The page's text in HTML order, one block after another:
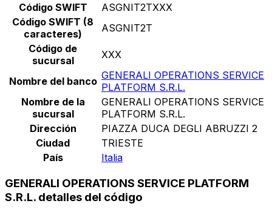
Código SWIFT
ASGNIT2TXXX
Código SWIFT (8
caracteres)
ASGNIT2T
Código de
sucursal
XXX
Nombre del banco GENERALI OPERATIONS SERVICE
PLATFORM S.R.L.
Nombre de la
sucursal
GENERALI OPERATIONS SERVICE
PLATFORM S.R.L.
Dirección
PIAZZA DUCA DEGLI ABRUZZI 2
Ciudad
TRIESTE
País
Italia
GENERALI OPERATIONS SERVICE PLATFORM
S.R.L. detalles del código